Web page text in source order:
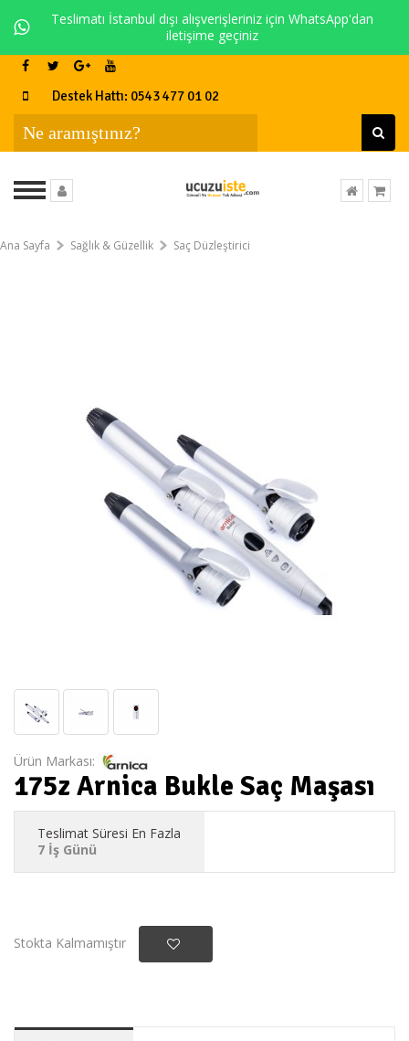
Teslimatı İstanbul dışı alışverişleriniz için WhatsApp'dan
iletişime geçiniz
Destek Hattı: 0543 477 01 02
Ana Sayfa Sağlık & Güzellik Saç Düzleştirici
Ürün Markası:
175z Arnica Bukle Saç Maşası
Teslimat Süresi En Fazla
7 İş Günü
Stokta Kalmamıştır